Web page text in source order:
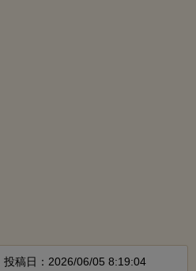
投稿日：2026/06/05 8:19:04